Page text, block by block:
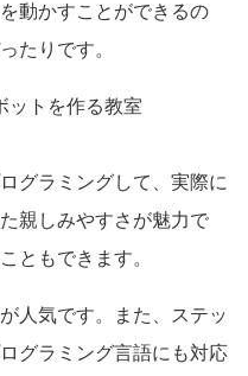
動かすことができるの
たりです。
ットを作る教室
グラミングして、実際に
親しみやすさが魅力で
ともできます。
人気です。また、ステッ
グラミング言語にも対応